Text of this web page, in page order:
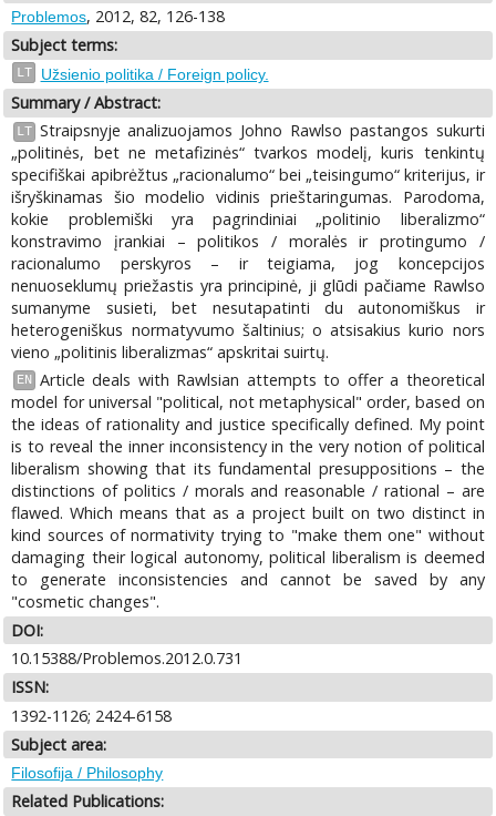
Problemos, 2012, 82, 126-138
Subject terms:
LT Užsienio politika / Foreign policy.
Summary / Abstract:
LT Straipsnyje analizuojamos Johno Rawlso pastangos sukurti
„politinės, bet ne metafizinės“ tvarkos modelį, kuris tenkintų
specifiškai apibrėžtus „racionalumo“ bei „teisingumo“ kriterijus, ir
išryškinamas šio modelio vidinis prieštaringumas. Parodoma,
kokie problemiški yra pagrindiniai „politinio liberalizmo“
konstravimo įrankiai – politikos / moralės ir protingumo /
racionalumo perskyros – ir teigiama, jog koncepcijos
nenuoseklumų priežastis yra principinė, ji glūdi pačiame Rawlso
sumanyme susieti, bet nesutapatinti du autonomiškus ir
heterogeniškus normatyvumo šaltinius; o atsisakius kurio nors
vieno „politinis liberalizmas“ apskritai suirtų.
EN
Article deals with Rawlsian attempts to offer a theoretical
model for universal "political, not metaphysical" order, based on
the ideas of rationality and justice specifically defined. My point
is to reveal the inner inconsistency in the very notion of political
liberalism showing that its fundamental presuppositions – the
distinctions of politics / morals and reasonable / rational – are
flawed. Which means that as a project built on two distinct in
kind sources of normativity trying to "make them one" without
damaging their logical autonomy, political liberalism is deemed
to generate inconsistencies and cannot be saved by any
"cosmetic changes".
DOI:
10.15388/Problemos.2012.0.731
ISSN:
1392-1126; 2424-6158
Subject area:
Filosofija / Philosophy
Related Publications: